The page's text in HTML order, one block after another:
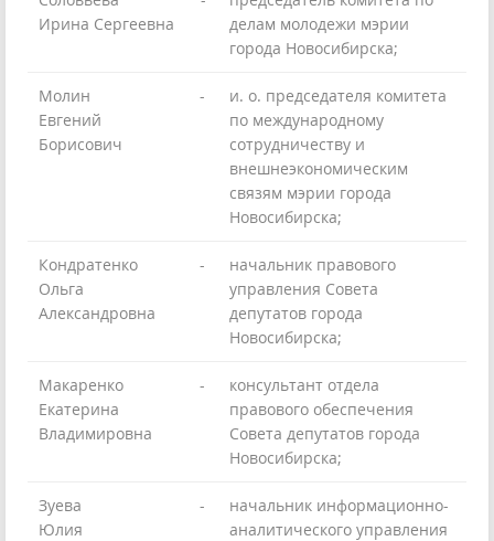
Ирина Сергеевна
делам молодежи мэрии
города Новосибирска;
Молин
Евгений
Борисович
-
и. о. председателя комитета
по международному
сотрудничеству и
внешнеэкономическим
связям мэрии города
Новосибирска;
Кондратенко
Ольга
Александровна
-
начальник правового
управления Совета
депутатов города
Новосибирска;
Макаренко
Екатерина
Владимировна
-
консультант отдела
правового обеспечения
Совета депутатов города
Новосибирска;
Зуева
Юлия
-
начальник информационно-
аналитического управления